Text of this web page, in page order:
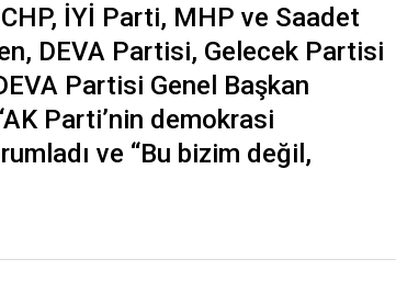
İYİ Parti, MHP ve Saadet
DEVA Partisi, Gelecek Partisi
Partisi Genel Başkan
Parti’nin demokrasi
ve “Bu bizim değil,